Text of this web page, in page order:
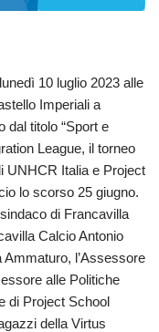
10 luglio 2023 alle
Imperiali a
dal titolo “Sport e
League, il torneo
UNHCR Italia e Project
lo scorso 25 giugno.
di Francavilla
Calcio Antonio
l’Assessore
alle Politiche
di Project School
della Virtus